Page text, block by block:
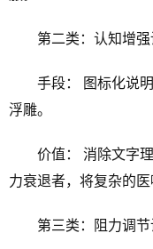
第二类：认知增强
手段： 图标化说明(
浮雕。
价值： 消除文字理
力衰退者，将复杂的
第三类：阻力调节